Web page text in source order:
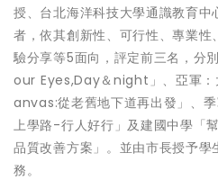
授、台北海洋科技大學通識教育
者，依其創新性、可行性、專業
驗分享等5面向，評定前三名，分
our Eyes,Day＆night」、亞軍
anvas:從老舊地下道再出發」、
上學路-行人好行」及建國中學「
品質改善方案」。並由市長授予
務。